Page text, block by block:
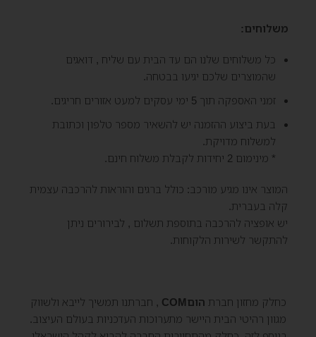
משלוחים:
כל משלוחים שלנו הם עד הבית עם שליח , דואגים
שהמוצרים שלכם יגיעו בבטחה.
זמני האספקה תוך 5 ימי עסקים למעט אזורים חריגים.
בעת ביצוע ההזמנה יש להשאיר מספר טלפון וכתובת
למשלוח מדויקת.
* מינימום 2 יחידות לקבלת משלוח חינם.
המוצר אינו מגיע מורכב: כולל ברגים והוראות להרכבה עצמית
קלה בעברית.
יש אופציה להרכבה בתוספת תשלום , לבירורים ניתן
להתקשר לשירות הלקוחות.
כחלק מחזון חברת הוםCOM
, חברתנו תמשיך לייבא ולשווק
מגוון רהיטי הבית היישר מתערוכות העדכניות בעולם העיצוב.